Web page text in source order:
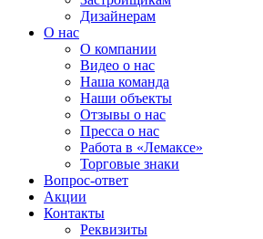
Дизайнерам
О нас
О компании
Видео о нас
Наша команда
Наши объекты
Отзывы о нас
Пресса о нас
Работа в «Лемаксе»
Торговые знаки
Вопрос-ответ
Акции
Контакты
Реквизиты